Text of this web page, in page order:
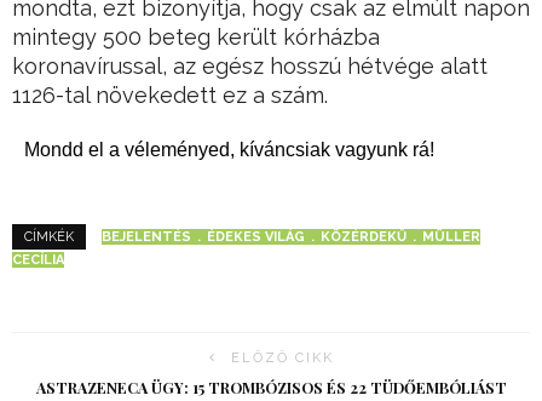
mondta, ezt bizonyítja, hogy csak az elmúlt napon
mintegy 500 beteg került kórházba
koronavírussal, az egész hosszú hétvége alatt
1126-tal növekedett ez a szám.
Mondd el a véleményed, kíváncsiak vagyunk rá!
CÍMKÉK BEJELENTÉS ÉDEKES VILÁG KÖZÉRDEKŰ
MÜLLER
CECÍLIA
ELŐZŐ CIKK
ASTRAZENECA ÜGY: 15 TROMBÓZISOS ÉS 22 TÜDŐEMBÓLIÁST